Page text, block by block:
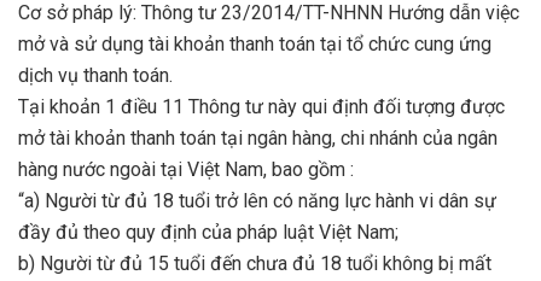
Cơ sở pháp lý: Thông tư 23/2014/TT-NHNN Hướng dẫn việc
mở và sử dụng tài khoản thanh toán tại tổ chức cung ứng
dịch vụ thanh toán.
Tại khoản 1 điều 11 Thông tư này qui định đối tượng được
mở tài khoản thanh toán tại ngân hàng, chi nhánh của ngân
hàng nước ngoài tại Việt Nam, bao gồm :
“a) Người từ đủ 18 tuổi trở lên có năng lực hành vi dân sự
đầy đủ theo quy định của pháp luật Việt Nam;
b) Người từ đủ 15 tuổi đến chưa đủ 18 tuổi không bị mất